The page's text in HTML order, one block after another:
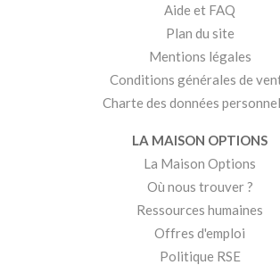
Aide et FAQ
Plan du site
Mentions légales
Conditions générales de
Charte des données
LA MAISON OPTIONS
La Maison Options
Où nous trouver ?
Ressources humaines
Offres d'emploi
Politique RSE